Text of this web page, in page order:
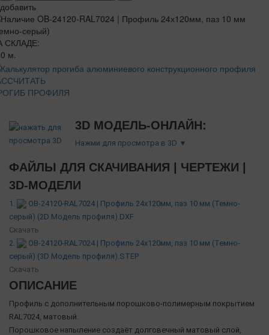
добавить
СКЛАДЕ:
м.
ПРОФИЛЯ
3D МОДЕЛЬ-ОНЛАЙН:
Нажми для просмотра в 3D ▼
ФАЙЛЫ ДЛЯ СКАЧИВАНИЯ | ЧЕРТЕЖИ |
3D-МОДЕЛИ
1.
OB-24120-RAL7024 | Профиль 24х120мм, паз 10 мм (Темно-
серый) (2D Модель профиля).DXF
Скачать
2.
OB-24120-RAL7024 | Профиль 24х120мм, паз 10 мм (Темно-
серый) (3D Модель профиля).STEP
Скачать
ОПИСАНИЕ
Профиль с дополнительным порошково-полимерным покрытием
RAL7024, матовый.
Порошковое напыление создаёт долговечный матовый слой,